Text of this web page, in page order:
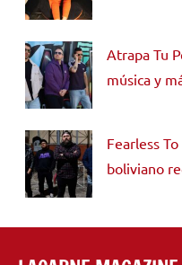
Atrapa Tu
música y
Fearless
boliviano